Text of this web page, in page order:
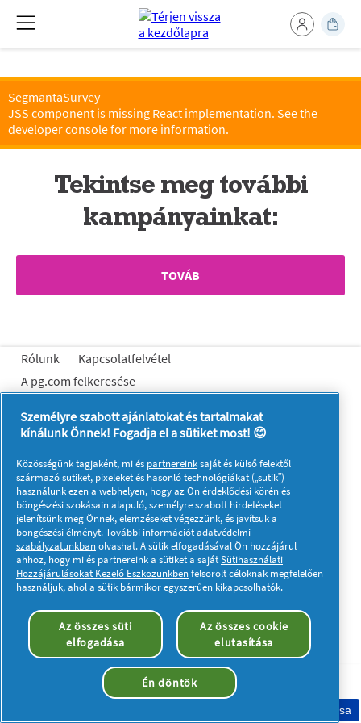
SegmantaSurvey
JSS component is missing React implementation. See the
developer console for more information.
Tekintse meg további
kampányainkat:
TOVÁB
Rólunk
Kapcsolatfelvétel
A pg.com felkeresése
Kövessen minket:
Adataim
Adatvédelmi közlemény
A sütik használatáról
Felhasználási feltételek
Akadálymentességi nyilatkozat
© 2023 Procter & Gamble. Minden jog fenntartva. Az oldalon
hozzáférés a jogi nyilatkozatban meghatározott felhasználási
feltételek tárgyát képezik.
Sütik elfogadása
Személyre szabott ajánlatokat és tartalmakat
kínálunk Önnek! Fogadja el a sütiket most! 😊
Közösségünk tagjaként, mi és partnereinksaját és külső felektől
származó sütiket, pixeleket és hasonló technológiákat („sütik”)
használunk ezen a webhelyen, hogy az Ön érdeklődési körén és
böngészési szokásain alapuló, személyre szabott hirdetéseket
jelenítsünk meg Önnek, elemzéseket végezzünk, és javítsuk a
böngészési élményt. További információtadatvédelmi
szabályzatunkbanolvashat. A sütik elfogadásával Ön hozzájárul
ahhoz, hogy mi és partnereink a sütiket a sajátSütihasználati
Hozzájárulásokat Kezelő Eszközünkbenfelsorolt céloknak megfelelően
használjuk, ahol a sütik bármikor egyszerűen kikapcsolhatók.
Az összes süti
elfogadása
Az összes cookie
elutasítása
Én döntök